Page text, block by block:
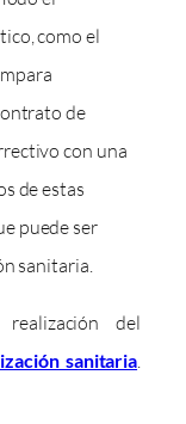
como el
de
con una
de estas
puede ser
sanitaria.
del
sanitaria.